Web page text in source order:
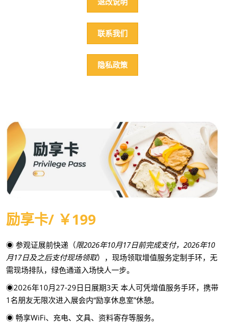
联系我们
隐私政策
励享卡/ ￥199
◉ 参观证展前快递（限2026年10月17日前完成支付，2026年10
月17日及之后支付现场领取），现场领取增值服务定制手环，无
需现场排队，绿色通道入场快人一步。
◉2026年10月27-29日日展期3天 本人可凭增值服务手环，携带
1名朋友无限次进入展会内“励享休息室”休憩。
◉ 畅享WiFi、充电、文具、资料寄存等服务。